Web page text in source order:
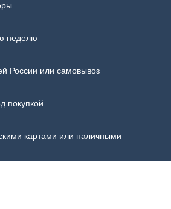
неделю
России или самовывоз
покупкой
картами или наличными